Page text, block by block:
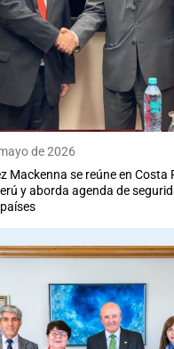
de 2026
Mackenna se reúne en Costa
y aborda agenda de